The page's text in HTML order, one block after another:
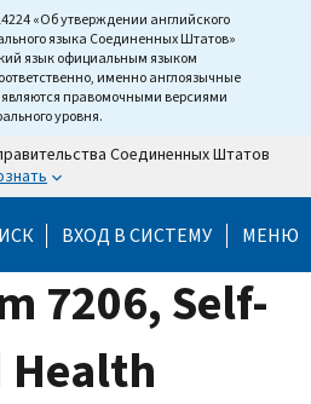
«Об утверждении английского
языка Соединенных Штатов»
язык официальным языком
именно англоязычные
являются правомочными версиями
уровня.
Соединенных Штатов
ВХОД В СИСТЕМУ МЕНЮ
7206, Self-
Health